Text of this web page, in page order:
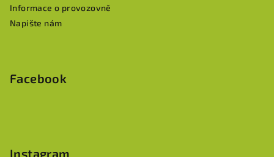
Informace o provozovně
Napište nám
Facebook
Instagram